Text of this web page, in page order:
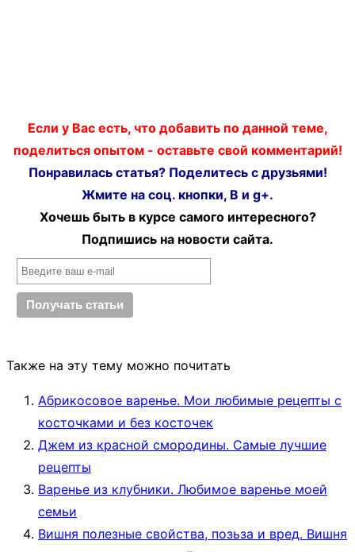
Если у Вас есть, что добавить по данной теме,
поделиться опытом - оставьте свой комментарий!
Понравилась статья? Поделитесь с друзьями!
Жмите на соц. кнопки, В и g+.
Хочешь быть в курсе самого интересного?
Подпишись на новости сайта.
Также на эту тему можно почитать
Абрикосовое варенье. Мои любимые рецепты с
косточками и без косточек
Джем из красной смородины. Самые лучшие
рецепты
Варенье из клубники. Любимое варенье моей
семьи
Вишня полезные свойства, позьза и вред. Вишня